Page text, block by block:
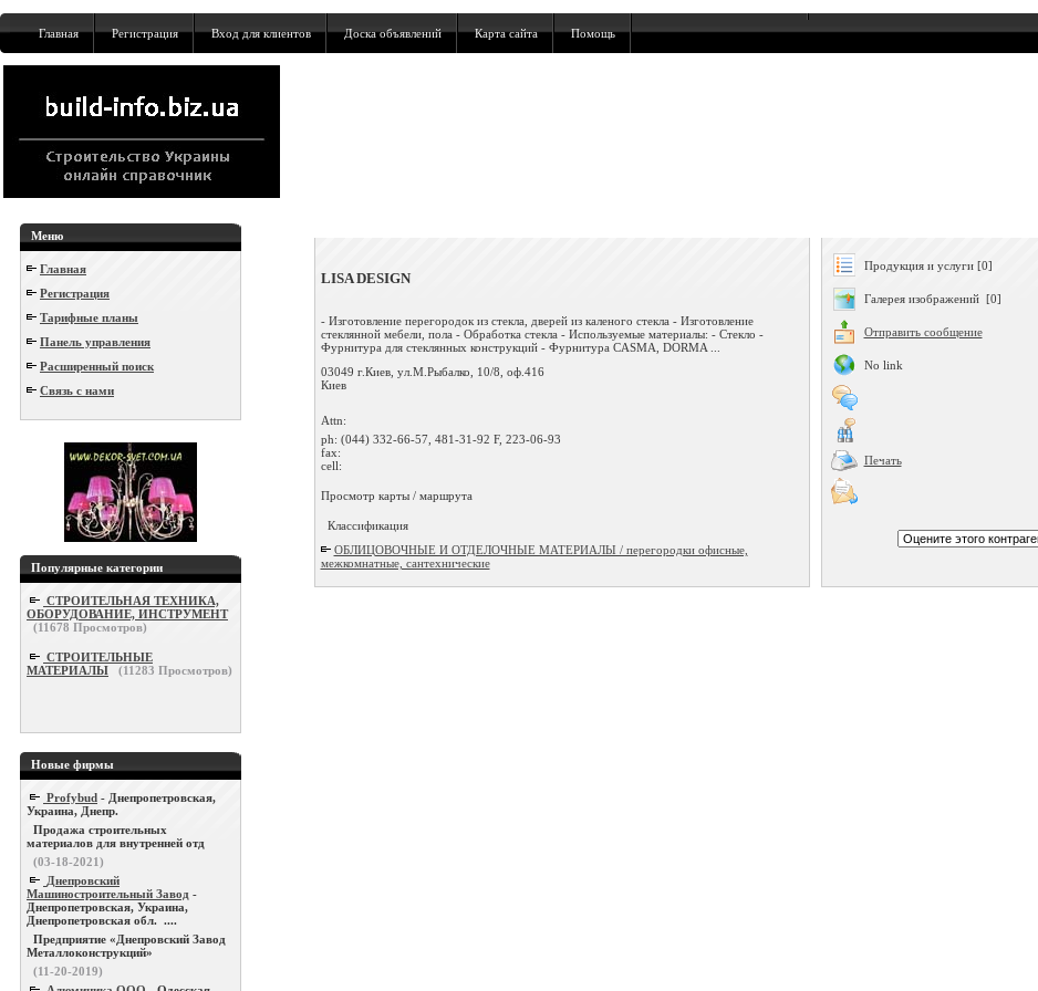
Главная Регистрация Вход для клиентов Доска объявлений Карта сайта Помощь
Меню
Главная
Регистрация
Тарифные планы
Панель управления
Расширенный поиск
Связь с нами
Популярные категории
СТРОИТЕЛЬНАЯ ТЕХНИКА,
ОБОРУДОВАНИЕ, ИНСТРУМЕНТ
(11678 Просмотров)
СТРОИТЕЛЬНЫЕ
МАТЕРИАЛЫ
(11283 Просмотров)
Новые фирмы
Profybud - Днепропетровская,
Украина, Днепр.
Продажа строительных
материалов для внутренней отд
(03-18-2021)
Днепровский
Машиностроительный Завод -
Днепропетровская, Украина,
Днепропетровская обл. ....
Предприятие «Днепровский Завод
Металлоконструкций»
(11-20-2019)
LISA DESIGN
- Изготовление перегородок из стекла, дверей из каленого стекла - Изготовление
стеклянной мебели, пола - Обработка стекла - Используемые материалы: - Стекло -
Фурнитура для стеклянных конструкций - Фурнитура CASMA, DORMA ...
03049 г.Киев, ул.М.Рыбалко, 10/8, оф.416
Киев
Attn:
ph: (044) 332-66-57, 481-31-92 F, 223-06-93
fax:
cell:
Просмотр карты / маршрута
Классификация
ОБЛИЦОВОЧНЫЕ И ОТДЕЛОЧНЫЕ МАТЕРИАЛЫ / перегородки офисные,
межкомнатные, сантехнические
Продукция и услуги [0]
Галерея изображений [0]
Отправить сообщение
No link
Печать